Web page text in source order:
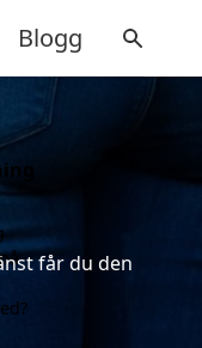
Blogg
får du den